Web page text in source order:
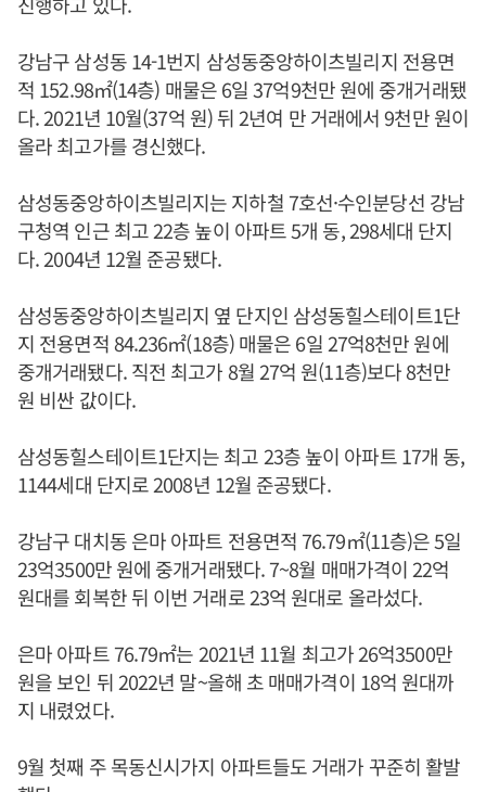
강남구 삼성동 14-1번지 삼성동중앙하이츠빌리지 전용면
적 152.98㎡(14층) 매물은 6일 37억9천만 원에 중개거래됐
다. 2021년 10월(37억 원) 뒤 2년여 만 거래에서 9천만 원이
올라 최고가를 경신했다.
삼성동중앙하이츠빌리지는 지하철 7호선·수인분당선 강남
구청역 인근 최고 22층 높이 아파트 5개 동, 298세대 단지
다. 2004년 12월 준공됐다.
삼성동중앙하이츠빌리지 옆 단지인 삼성동힐스테이트1단
지 전용면적 84.236㎡(18층) 매물은 6일 27억8천만 원에
중개거래됐다. 직전 최고가 8월 27억 원(11층)보다 8천만
원 비싼 값이다.
삼성동힐스테이트1단지는 최고 23층 높이 아파트 17개 동,
1144세대 단지로 2008년 12월 준공됐다.
강남구 대치동 은마 아파트 전용면적 76.79㎡(11층)은 5일
23억3500만 원에 중개거래됐다. 7~8월 매매가격이 22억
원대를 회복한 뒤 이번 거래로 23억 원대로 올라섰다.
은마 아파트 76.79㎡는 2021년 11월 최고가 26억3500만
원을 보인 뒤 2022년 말~올해 초 매매가격이 18억 원대까
지 내렸었다.
9월 첫째 주 목동신시가지 아파트들도 거래가 꾸준히 활발